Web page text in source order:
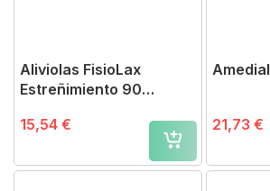
Aliviolas FisioLax
Estreñimiento 90
15,54 €
21,73 €